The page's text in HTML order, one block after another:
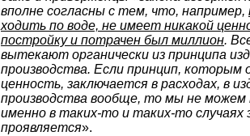
вполне согласны с тем, что, например,
ходить по воде, не имеет никакой
постройку и потрачен был миллион.
вытекают органически из принципа
производства. Если принцип, которым
ценность, заключается в расходах, в
производства вообще, то мы не можем
именно в таких-то и таких-то случаях
проявляется».